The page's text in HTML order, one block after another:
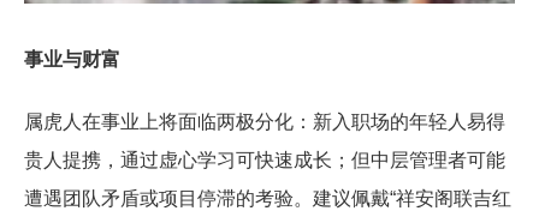
事业与财富
属虎人在事业上将面临两极分化：新入职场的年轻人易得
贵人提携，通过虚心学习可快速成长；但中层管理者可能
遭遇团队矛盾或项目停滞的考验。建议佩戴“祥安阁联吉红